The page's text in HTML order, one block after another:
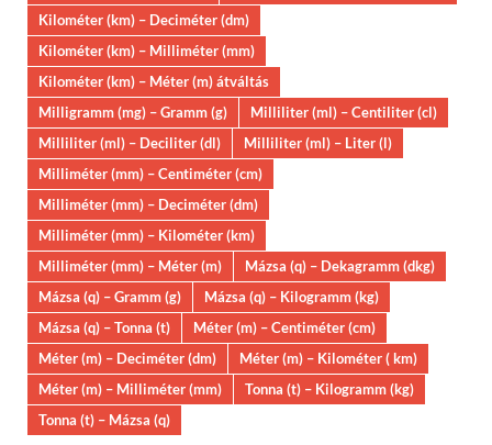
Kilométer (km) – Deciméter (dm)
Kilométer (km) – Milliméter (mm)
Kilométer (km) – Méter (m) átváltás
Milligramm (mg) – Gramm (g)
Milliliter (ml) – Centiliter (cl)
Milliliter (ml) – Deciliter (dl)
Milliliter (ml) – Liter (l)
Milliméter (mm) – Centiméter (cm)
Milliméter (mm) – Deciméter (dm)
Milliméter (mm) – Kilométer (km)
Milliméter (mm) – Méter (m)
Mázsa (q) – Dekagramm (dkg)
Mázsa (q) – Gramm (g)
Mázsa (q) – Kilogramm (kg)
Mázsa (q) – Tonna (t)
Méter (m) – Centiméter (cm)
Méter (m) – Deciméter (dm)
Méter (m) – Kilométer ( km)
Méter (m) – Milliméter (mm)
Tonna (t) – Kilogramm (kg)
Tonna (t) – Mázsa (q)